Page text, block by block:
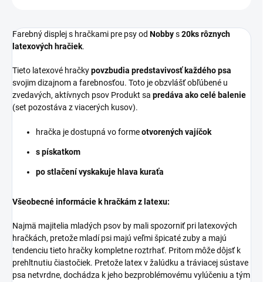
Farebný displej s hračkami pre psy od Nobbys20ks rôznych
latexových hračiek.
Tieto latexové hračkypovzbudia predstavivosť každého psa
svojim dizajnom a farebnosťou. Toto je obzvlášť obľúbené u
zvedavých, aktívnych psov Produkt sa predáva ako celé balenie
(set pozostáva z viacerých kusov).
hračka je dostupná vo formeotvorených vajíčok
s pískatkom
po stlačení vyskakuje hlava kuraťa
Všeobecné informácie k hračkám z latexu:
Najmä majitelia mladých psov by mali spozorniť pri latexových
hračkách, pretože mladí psi majú veľmi špicaté zuby a majú
tendenciu tieto hračky kompletne roztrhať. Pritom môže dôjsť k
prehltnutiu čiastočiek. Pretože latex v žalúdku a tráviacej sústave
psa netvrdne, dochádza k jeho bezproblémovému vylúčeniu a tým